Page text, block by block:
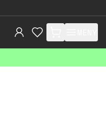
items in cart, view